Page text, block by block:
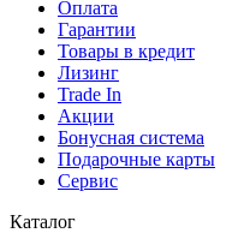
Оплата
Гарантии
Товары в кредит
Лизинг
Trade In
Акции
Бонусная система
Подарочные карты
Сервис
Каталог